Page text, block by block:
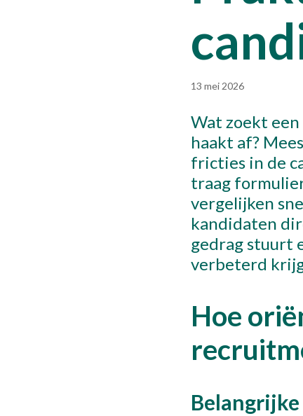
13 mei 2026
Wat zoekt
haakt af?
fricties in de
traag
vergelijken
kandidaten
gedrag stuurt
verbeterd
Hoe